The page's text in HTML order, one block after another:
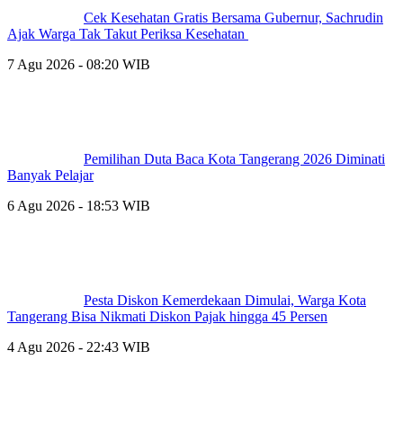
Cek Kesehatan Gratis Bersama Gubernur, Sachrudin
Ajak Warga Tak Takut Periksa Kesehatan
7 Agu 2026 - 08:20 WIB
Pemilihan Duta Baca Kota Tangerang 2026 Diminati
Banyak Pelajar
6 Agu 2026 - 18:53 WIB
Pesta Diskon Kemerdekaan Dimulai, Warga Kota
Tangerang Bisa Nikmati Diskon Pajak hingga 45 Persen
4 Agu 2026 - 22:43 WIB